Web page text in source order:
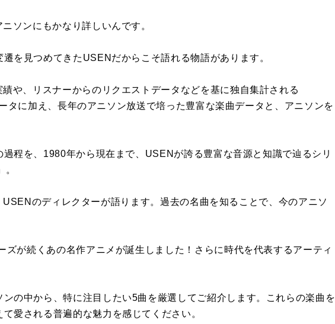
ソンにもかなり詳しいんです。
を見つめてきたUSENだからこそ語れる物語があります。
や、リスナーからのリクエストデータなどを基に独自集計される
タに加え、長年のアニソン放送で培った豊富な楽曲データと、アニソンを
程を、1980年から現在まで、USENが誇る豊富な音源と知識で辿るシリ
のディレクターが語ります。過去の名曲を知ることで、今のアニソ
が続くあの名作アニメが誕生しました！さらに時代を代表するアーティ
の中から、特に注目したい5曲を厳選してご紹介します。これらの楽曲を
愛される普遍的な魅力を感じてください。